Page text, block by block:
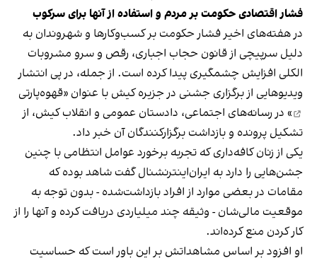
فشار اقتصادی حکومت بر مردم و استفاده از آنها برای سرکوب
در هفته‌های اخیر فشار حکومت بر کسب‌وکارها و شهروندان به
دلیل سرپیچی از قانون حجاب اجباری، رقص و سرو مشروبات
الکلی افزایش چشمگیری پیدا کرده است. از جمله، در پی انتشار
ویدیوهایی از برگزاری جشنی در جزیره کیش با عنوان «قهوه‌پارتی
» در رسانه‌های اجتماعی، دادستان عمومی و انقلاب کیش، از
تشکیل پرونده و بازداشت برگزارکنندگان آن خبر داد.
یکی از زنان کافه‌داری که تجربه برخورد عوامل انتظامی با چنین
جشن‌هایی را دارد به ایران‌اینترنشنال گفت شاهد بوده که
مقامات در بعضی موارد از افراد بازداشت‌‌شده - بدون توجه به
موقعیت مالی‌شان - وثیقه چند میلیاردی دریافت کرده و آنها را از
کار کردن منع کرده‌اند.
او افزود بر اساس مشاهداتش بر این باور است که حساسیت